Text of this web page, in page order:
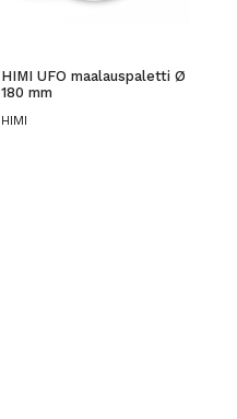
HIMI UFO maalauspaletti Ø
180 mm
HIMI